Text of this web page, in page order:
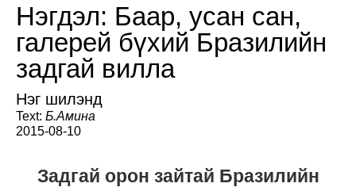
Нэгдэл: Баар, усан сан,
галерей бүхий Бразилийн
задгай вилла
Нэг шилэнд
Text: Б.Амина
2015-08-10
Задгай орон зайтай Бразилийн